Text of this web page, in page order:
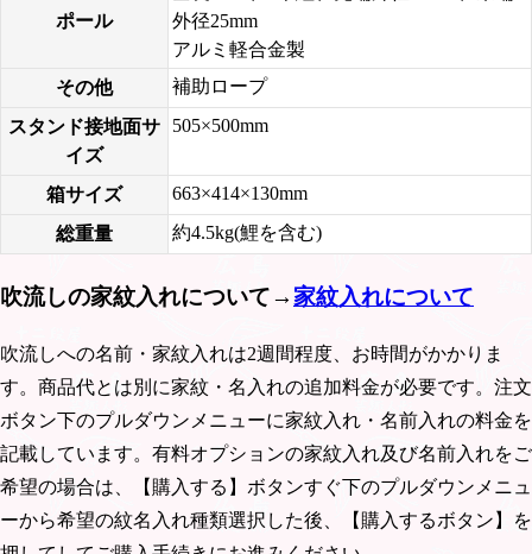
ポール
外径25mm
アルミ軽合金製
その他
補助ロープ
スタンド接地面サ
イズ
505×500mm
箱サイズ
663×414×130mm
総重量
約4.5kg(鯉を含む)
吹流しの家紋入れについて→家紋入れについて
吹流しへの名前・家紋入れは2週間程度、お時間がかかりま
す。商品代とは別に家紋・名入れの追加料金が必要です。注文
ボタン下のプルダウンメニューに家紋入れ・名前入れの料金を
記載しています。有料オプションの家紋入れ及び名前入れをご
希望の場合は、【購入する】ボタンすぐ下のプルダウンメニュ
ーから希望の紋名入れ種類選択した後、【購入するボタン】を